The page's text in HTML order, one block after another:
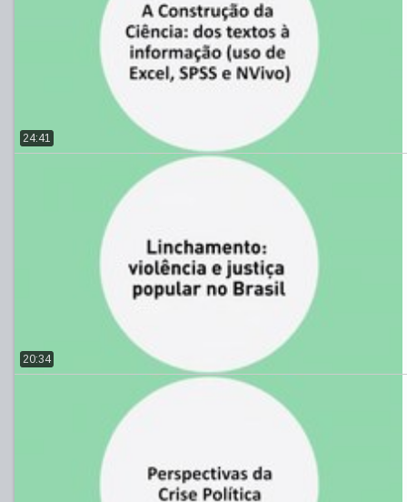
24:41
20:34